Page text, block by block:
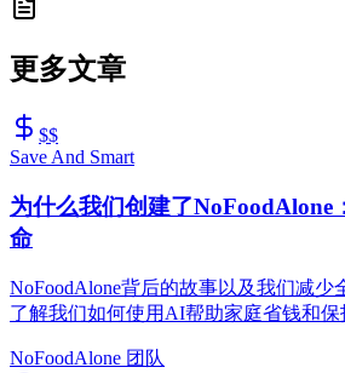
更多文章
$$
Save And Smart
为什么我们创建了NoFoodAlone
命
NoFoodAlone背后的故事以及我们减少
了解我们如何使用AI帮助家庭省钱和保
NoFoodAlone 团队